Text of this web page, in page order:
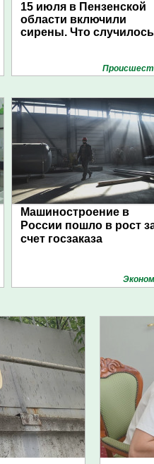
15 июля в Пензенской
области включили
сирены. Что
Машиностроение в
России пошло в рост
счет госзаказа